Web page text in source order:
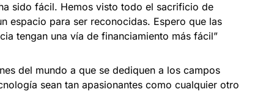
sido fácil. Hemos visto todo el sacrificio de
espacio para ser reconocidas. Espero que las
tengan una vía de financiamiento más fácil”
del mundo a que se dediquen a los campos
sean tan apasionantes como cualquier otro